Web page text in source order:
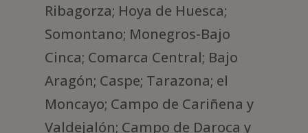
Ribagorza; Hoya de Huesca;
Somontano; Monegros-Bajo
Cinca; Comarca Central; Bajo
Aragón; Caspe; Tarazona; el
Moncayo; Campo de Cariñena y
Valdejalón; Campo de Daroca y